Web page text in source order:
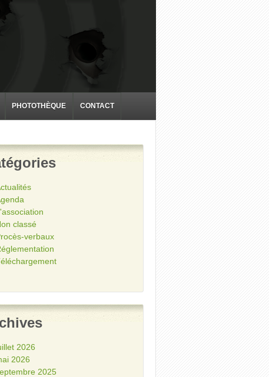
PHOTOTHÈQUE CONTACT
classé
verbaux
2026
2026
2025